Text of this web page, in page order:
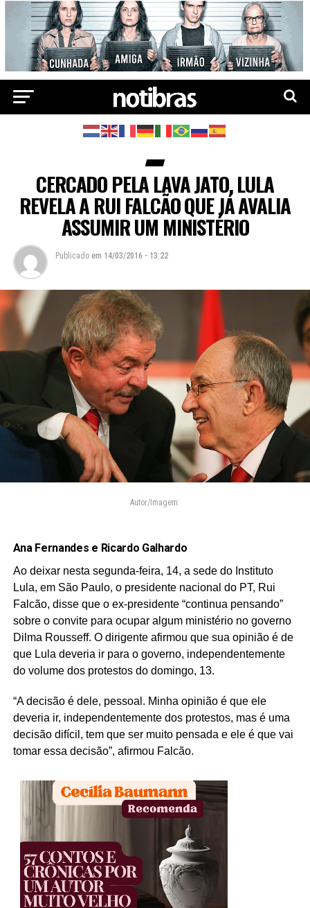
CERCADO PELA LAVA JATO, LULA
REVELA A RUI FALCÃO QUE JÁ AVALIA
ASSUMIR UM MINISTÉRIO
Publicado em 14/03/2016 - 13:22
Autor/Imagem:
Ana Fernandes e Ricardo Galhardo
Ao deixar nesta segunda-feira, 14, a sede do Instituto
Lula, em São Paulo, o presidente nacional do PT, Rui
Falcão, disse que o ex-presidente “continua pensando”
sobre o convite para ocupar algum ministério no governo
Dilma Rousseff. O dirigente afirmou que sua opinião é de
que Lula deveria ir para o governo, independentemente
do volume dos protestos do domingo, 13.
“A decisão é dele, pessoal. Minha opinião é que ele
deveria ir, independentemente dos protestos, mas é uma
decisão difícil, tem que ser muito pensada e ele é que vai
tomar essa decisão”, afirmou Falcão.